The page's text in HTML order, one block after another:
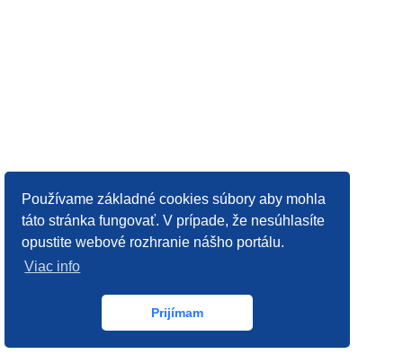
Používame základné cookies súbory aby mohla
táto stránka fungovať. V prípade, že nesúhlasíte
opustite webové rozhranie nášho portálu.
Viac info
Prijímam